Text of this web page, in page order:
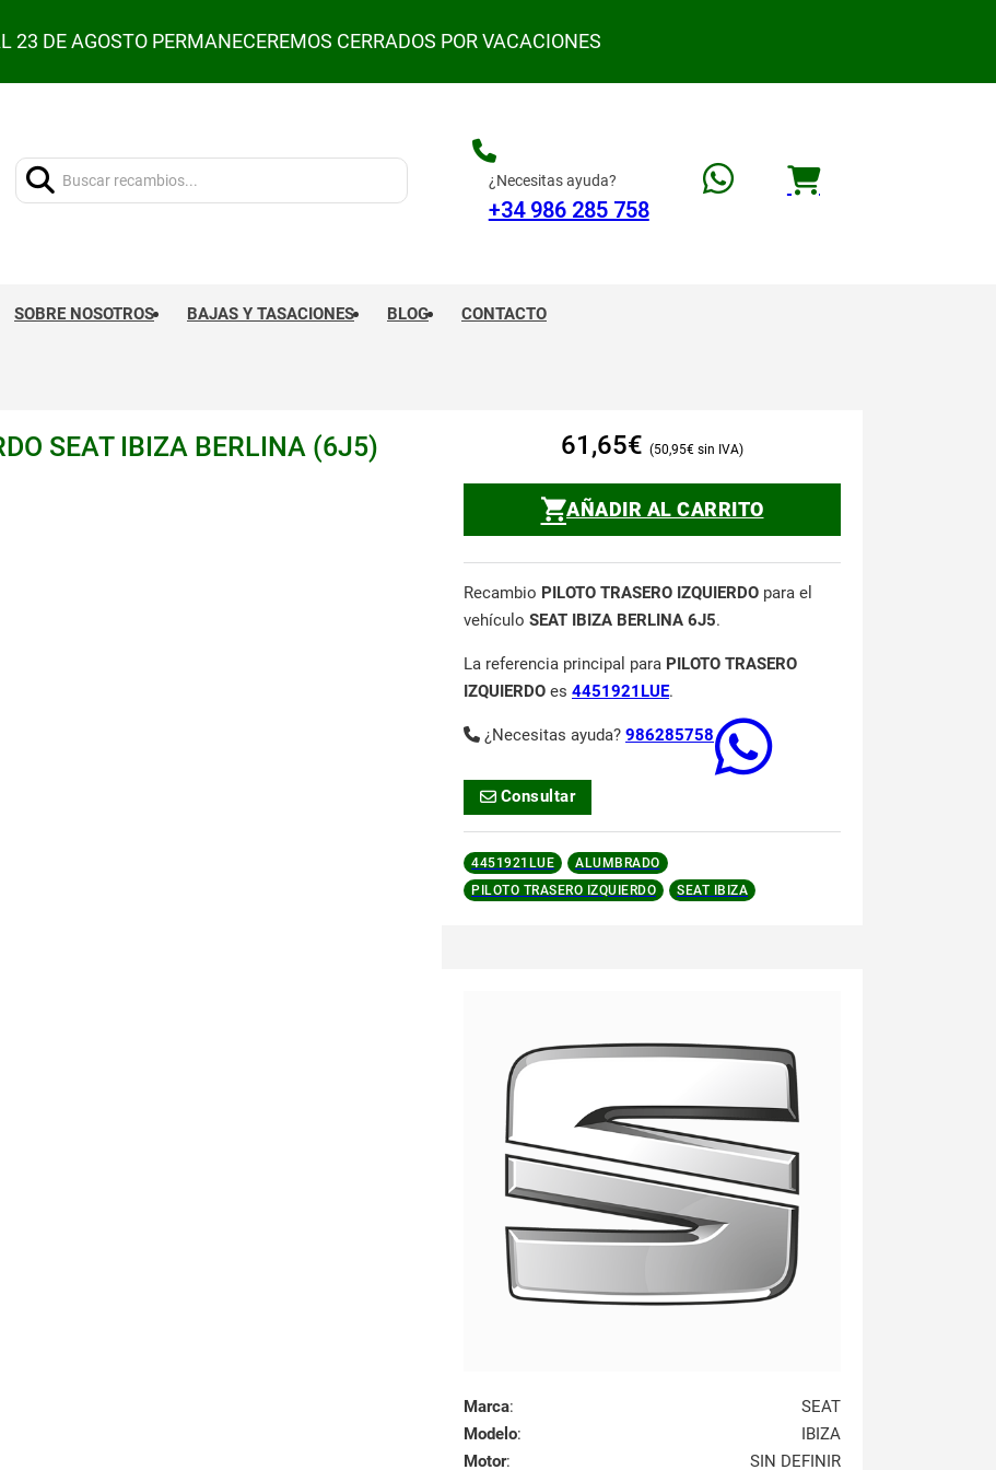
23 DE AGOSTO PERMANECEREMOS CERRADOS POR VACACIONES
Buscar:
¿Necesitas ayuda?
+34 986 285 758
SOBRE NOSOTROS BAJAS Y TASACIONES BLOG CONTACTO
SEAT IBIZA BERLINA (6J5) 61,65€ 50,95€
AÑADIR AL CARRITO
Recambio PILOTO TRASERO IZQUIERDO para el
vehículo SEAT IBIZA BERLINA 6J5.
La referencia principal para PILOTO TRASERO
IZQUIERDO es 4451921LUE.
¿Necesitas ayuda? 986285758
Consultar
4451921LUE
ALUMBRADO
PILOTO TRASERO IZQUIERDO
SEAT IBIZA
Marca:
SEAT
Modelo:
IBIZA
Motor:
SIN DEFINIR